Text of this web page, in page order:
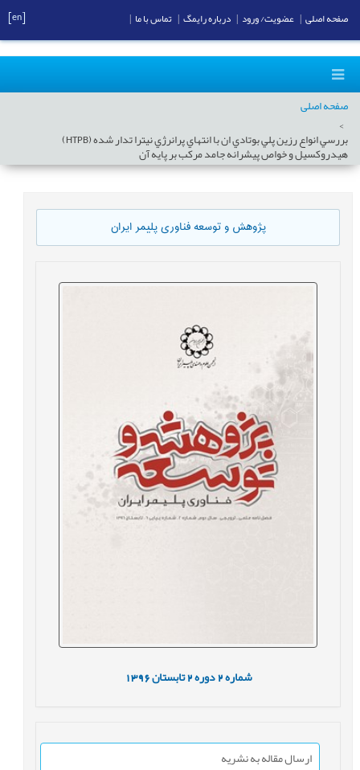
صفحه اصلی
بررسي انواع رزين پلي بوتادي ان با انتهاي پرانرژي نیترا تدار شده (HTPB)
هيدروکسيل و خواص پيشرانه جامد مرکب بر پايه آن
پژوهش و توسعه فناوری پلیمر ایران
شماره2 دوره2 تابستان1396
ارسال مقاله به نشریه
صفحه اصلی عضویت/ ورود درباره رایمگ تماس با ما